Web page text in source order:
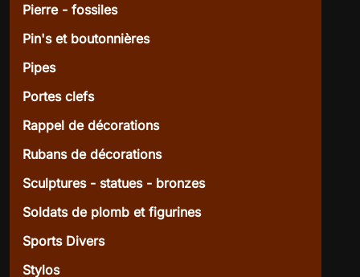
Pierre - fossiles
Pin's et boutonnières
Pipes
Portes clefs
Rappel de décorations
Rubans de décorations
Sculptures - statues - bronzes
Soldats de plomb et figurines
Sports Divers
Stylos